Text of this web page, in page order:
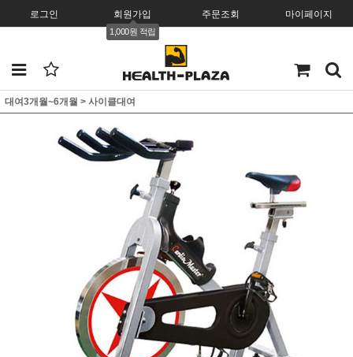
로그인 회원가입
1,000원 적립
주문조회 마이페이지
대여3개월~6개월 > 사이클대여